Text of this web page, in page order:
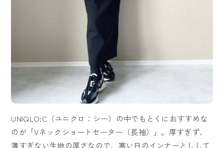
UNIQLO:C（ユニクロ：シー）の中でもとくにおすすめな
のが「Vネックショートセーター（長袖）」。厚すぎず、
薄すぎない生地の厚さなので、寒い日のインナーとしして